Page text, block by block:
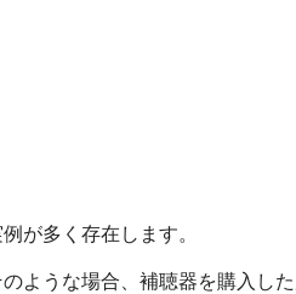
が多く存在します。
ような場合、補聴器を購入し